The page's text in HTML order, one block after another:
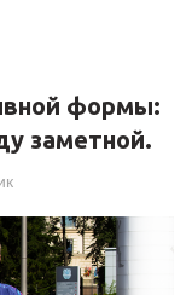
формы:
заметной.